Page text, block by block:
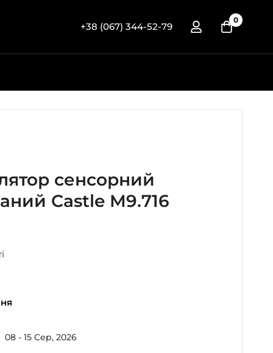
+38 (067) 344-52-79
0
сенсорний
Castle M9.716
08 - 15 Сер, 2026